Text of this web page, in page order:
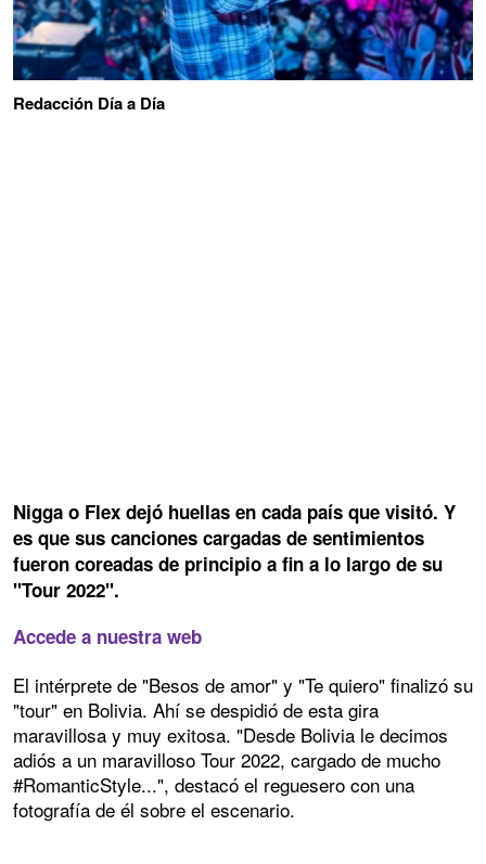
Redacción Día a Día
Nigga o Flex dejó huellas en cada país que visitó. Y
es que sus canciones cargadas de sentimientos
fueron coreadas de principio a fin a lo largo de su
"Tour 2022".
Accede a nuestra web
El intérprete de "Besos de amor" y "Te quiero" finalizó su
"tour" en Bolivia. Ahí se despidió de esta gira
maravillosa y muy exitosa. "Desde Bolivia le decimos
adiós a un maravilloso Tour 2022, cargado de mucho
#RomanticStyle...", destacó el reguesero con una
fotografía de él sobre el escenario.